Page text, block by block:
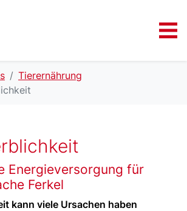
Tierernährung
Energieversorgung für
Ferkel
kann viele Ursachen haben